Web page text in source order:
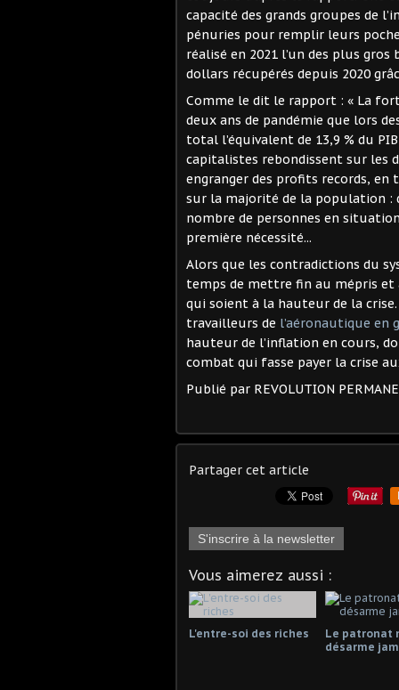
capacité des grands groupes de
pénuries pour remplir leurs
réalisé en 2021 l’un des plus
dollars récupérés depuis 2020
Comme le dit le rapport : « La
deux ans de pandémie que lors
total l’équivalent de 13,9 % du
capitalistes rebondissent sur les
engranger des profits records, en
sur la majorité de la population :
nombre de personnes en
première nécessité...
Alors que les contradictions du
temps de mettre fin au mépris et
qui soient à la hauteur de la
travailleurs de l’aéronautique en
hauteur de l’inflation en cours,
combat qui fasse payer la crise
Publié par REVOLUTION
Partager cet article
S'inscrire à la newsletter
Vous aimerez aussi :
L'entre-soi des riches
Le patronat
désarme